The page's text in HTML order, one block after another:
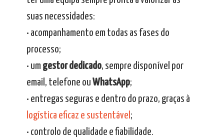
suas necessidades:
• acompanhamento em todas as fases do
processo;
• um gestor dedicado, sempre disponível por
email, telefone ou WhatsApp;
• entregas seguras e dentro do prazo, graças à
logística eficaz e sustentável ;
• controlo de qualidade e fiabilidade.